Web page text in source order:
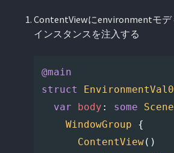
ContentViewにenvironmentモ
インスタンスを注入する
@main
struct
var
body : some Scene
WindowGroup
{
ContentView()